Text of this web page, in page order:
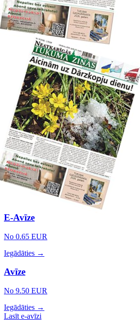
E-Avīze
No 0.65 EUR
Iegādāties →
Avīze
No 9.50 EUR
Iegādāties →
Lasīt e-avīzi